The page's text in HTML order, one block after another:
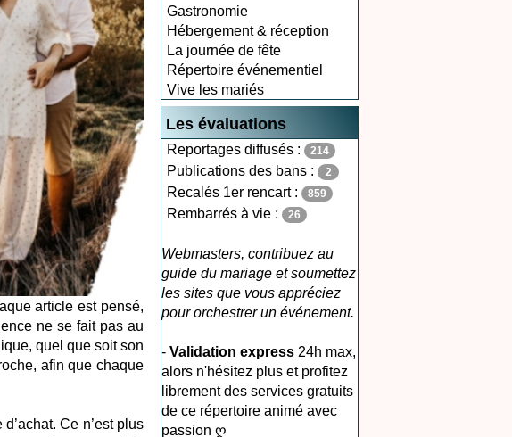
Gastronomie
Hébergement & réception
La journée de fête
Répertoire événementiel
Vive les mariés
Les évaluations
Reportages diffusés : 214
Publications des bans : 2
Recalés 1er rencart : 859
Rembarrés à vie : 26
Webmasters, contribuez au
guide du mariage et soumettez
les sites que vous appréciez
pour orchestrer un événement.
- Validation express 24h max,
alors n'hésitez plus et profitez
librement des services gratuits
de ce répertoire animé avec
passion ღ
article est pensé,
ne se fait pas au
quel que soit son
afin que chaque
Ce n’est plus